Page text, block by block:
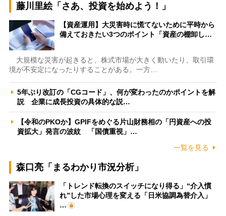
藤川里絵「さあ、投資を始めよう！」
【資産運用】大災害時に慌てないために平時から
備えておきたい3つのポイント「資産の棚卸し…
大規模な災害が起きると、株式市場が大きく動いたり、取引環
境が不安定になったりすることがある。一方…
5年ぶり改訂の「CGコード」、何が変わったのかポイントを解
説 企業に成長投資の具体的な説…
【令和のPKOか】GPIFをめぐる片山財務相の「円資産への投
資拡大」発言の波紋 「国債重視」…
一覧を見る
森口亮「まるわかり市況分析」
「トレンド転換のスイッチになり得る」“介入慣
れ”した市場心理を変える「日米協調為替介入」
…